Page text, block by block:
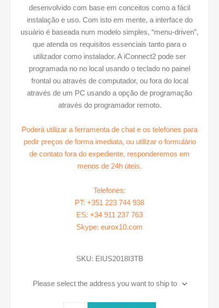
desenvolvido com base em conceitos como a fácil
instalação e uso. Com isto em mente, a interface do
usuário é baseada num modelo simples, “menu-driven”,
que atenda os requisitos essenciais tanto para o
utilizador como instalador. A iConnect2 pode ser
programada no no local usando o teclado no painel
frontal ou através de computador, ou fora do local
através de um PC usando a opção de programação
através do programador remoto.
Poderá utilizar a ferramenta de chat e os telefones para
pedir preços de forma imediata, ou utilizar o formulário
de contato fora do expediente, responderemos em
menos de 24h úteis.
Telefones:
PT: +351 223 744 938
ES: +34 911 237 763
Skype: eurox10.com
SKU: EIUS2018I3TB
Please select the address you want to ship to